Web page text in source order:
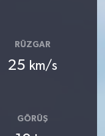
RÜZGAR
25 km/s
GÖRÜŞ